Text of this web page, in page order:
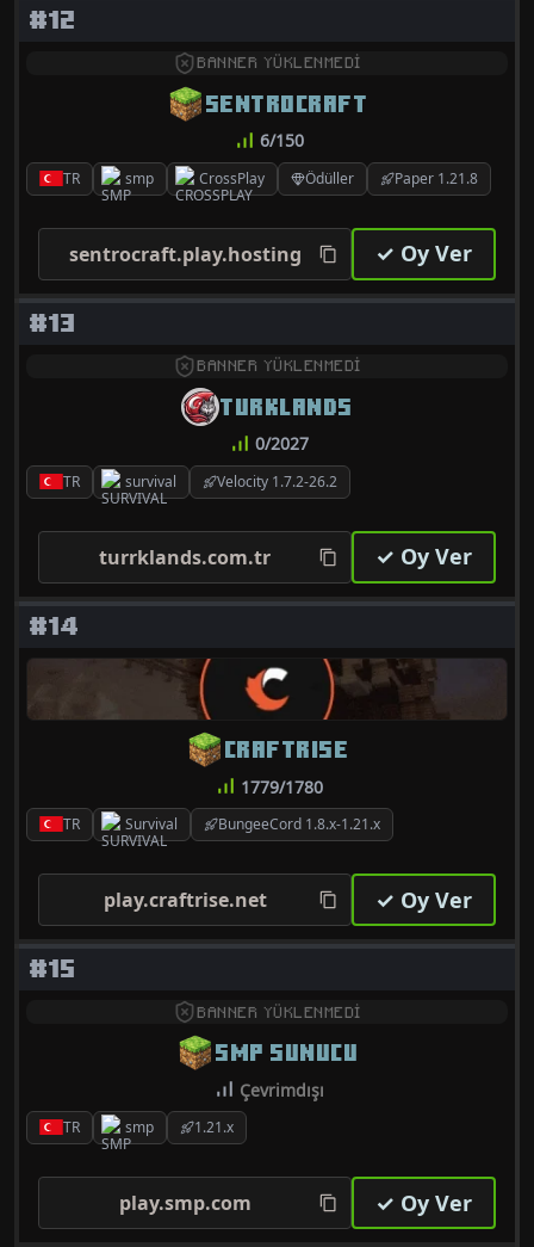
#12
BANNER YÜKLENMEDİ
TR smp CrossPlay Ödüller Paper 1.21.8
SENTROCRAFT
6/150
sentrocraft.play.hosting ✓ Oy Ver
#13
BANNER YÜKLENMEDİ
TR survival Velocity 1.7.2-26.2
TURKLANDS
0/2027
turrklands.com.tr ✓ Oy Ver
#14
TR Survival BungeeCord 1.8.x-1.21.x
CRAFTRISE
1779/1780
play.craftrise.net ✓ Oy Ver
#15
BANNER YÜKLENMEDİ
TR smp 1.21.x
SMP SUNUCU
Çevrimdışı
play.smp.com ✓ Oy Ver